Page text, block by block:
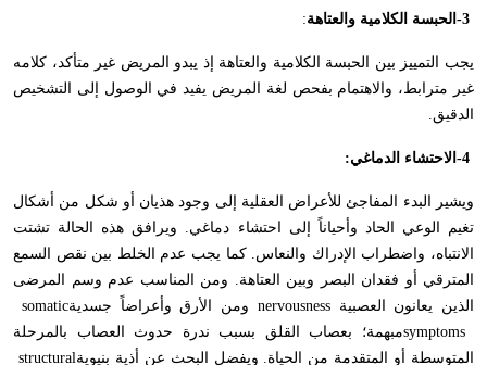
-3 الحبسة الكلامية والعتاهة:
يجب التمييز بين الحبسة الكلامية والعتاهة إذ يبدو المريض غير متأكد، كلامه
غير مترابط، والاهتمام بفحص لغة المريض يفيد في الوصول إلى التشخيص
الدقيق.
-4 الاحتشاء الدماغي:
ويشير البدء المفاجئ للأعراض العقلية إلى وجود هذيان أو شكل من أشكال
تغيم الوعي الحاد وأحياناً إلى احتشاء دماغي. ويرافق هذه الحالة تشتت
الانتباه، واضطراب الإدراك والنعاس. كما يجب عدم الخلط بين نقص السمع
المترقي أو فقدان البصر وبين العتاهة. ومن المناسب عدم وسم المرضى
الذين يعانون العصبية nervousness ومن الأرق وأعراضاً جسديةsomatic
symptomsمبهمة؛ بعصاب القلق بسبب ندرة حدوث العصاب بالمرحلة
المتوسطة أو المتقدمة من الحياة. ويفضل البحث عن أذية بنيويةstructural